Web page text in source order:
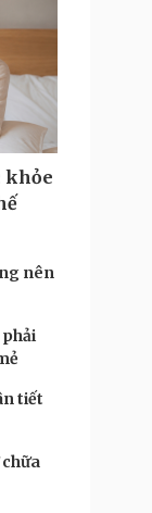
khỏe
nên
tiết